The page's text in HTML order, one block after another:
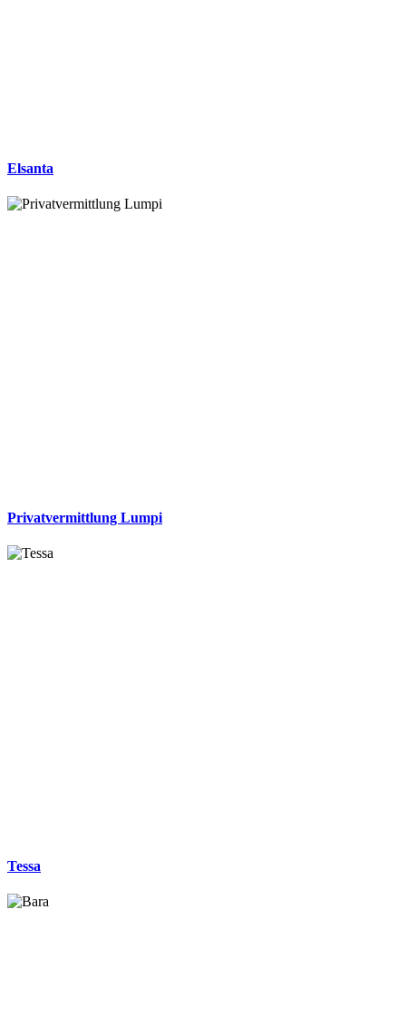
Elsanta
Privatvermittlung Lumpi
Tessa